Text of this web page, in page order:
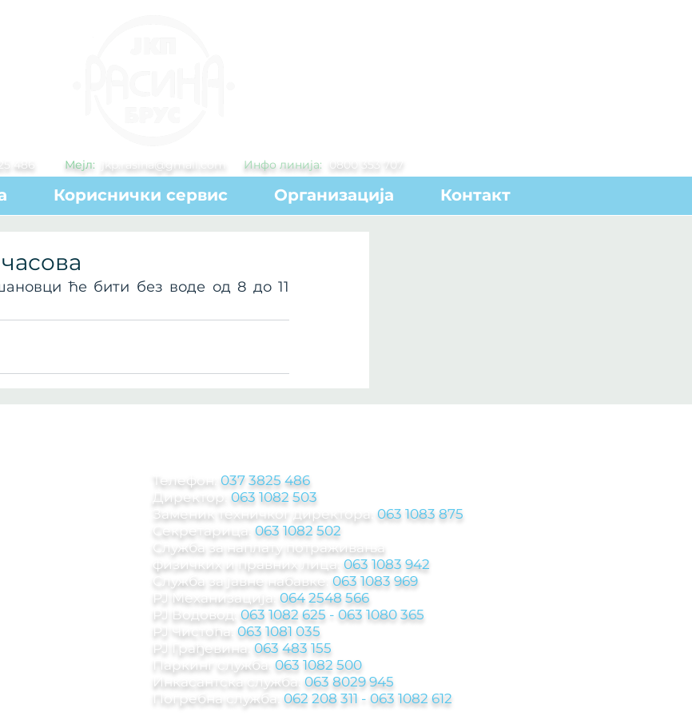
486 Мејл: jkp.rasina@gmail.com Инфо линија: 0800 353 707
Кориснички сервис Организација Контакт
ће бити без воде од 8 до 11
Телефон: 037 3825 486
Директор:
063 1082 503
Заменик техничког директора: 063 1083 875
Секретарица: 063 1082 502
Служба за наплату потраживања
физичких и правних лица: 063 1083 942
Служба за јавне набавке: 063 1083 969
РЈ Механизација: 064 2548 566
РЈ Водовод: 063 1082 625 - 063 1080 365
РЈ Чистоћа: 063 1081 035
РЈ Грађевина: 063 483 155
Паркинг служба 063 1082 500
Инкасантска служба: 063 8029 945
Погребна служба: 062 208 311 - 063 1082 612